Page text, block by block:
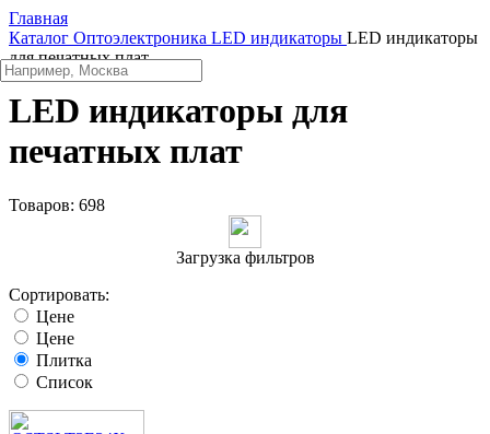
Главная
Каталог Oптоэлектроника LED индикаторы LED индикаторы
для печатных плат
LED индикаторы для
печатных плат
Товаров: 698
Загрузка фильтров
Сортировать:
Цене
Цене
Плитка
Список